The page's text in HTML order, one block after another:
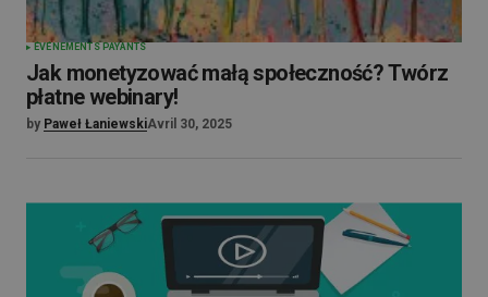
ÉVÉNEMENTS PAYANTS
Jak monetyzować małą społeczność? Twórz
płatne webinary!
by Paweł ŁaniewskiAvril 30, 2025